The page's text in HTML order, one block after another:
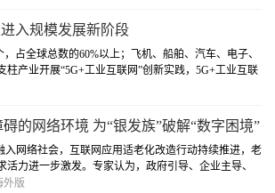
入规模发展新阶段
占全球总数的60%以上；飞机、船舶、汽车、电子、
柱产业开展“5G+工业互联网”创新实践，5G+工业互联
个……近日，由工信部、湖北省人民政府共同主办的
的网络环境 为“银发族”破解“数字困境”
入网络社会，互联网应用适老化改造行动持续推进，老
活力进一步激发。专家认为，政府引导、企业主导、
面齐头并进，将积极破解老年人数字鸿沟难题、促进
外版